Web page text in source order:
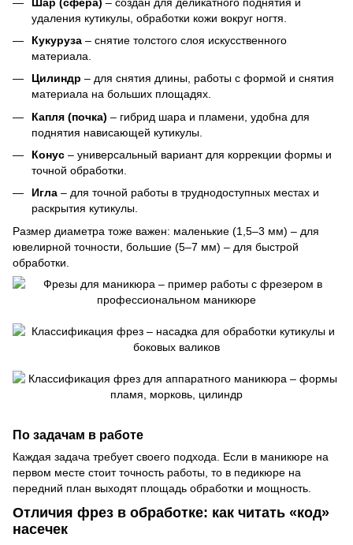
удаления кутикулы, обработки кожи вокруг ногтя.
Кукуруза – снятие толстого слоя искусственного
материала.
Цилиндр – для снятия длины, работы с формой и снятия
материала на больших площадях.
Капля (почка) – гибрид шара и пламени, удобна для
поднятия нависающей кутикулы.
Конус – универсальный вариант для коррекции формы и
точной обработки.
Игла – для точной работы в труднодоступных местах и
раскрытия кутикулы.
Размер диаметра тоже важен: маленькие (1,5–3 мм) – для
ювелирной точности, большие (5–7 мм) – для быстрой
обработки.
По задачам в работе
Каждая задача требует своего подхода. Если в маникюре на
первом месте стоит точность работы, то в педикюре на
передний план выходят площадь обработки и мощность.
Отличия фрез в обработке: как читать «код»
насечек